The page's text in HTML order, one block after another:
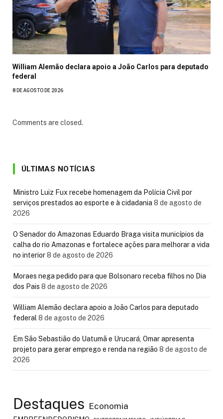
William Alemão declara apoio a João Carlos para deputado
federal
8 DE AGOSTO DE 2026
Comments are closed.
ÚLTIMAS NOTÍCIAS
Ministro Luiz Fux recebe homenagem da Polícia Civil por
serviços prestados ao esporte e à cidadania 8 de agosto de
2026
O Senador do Amazonas Eduardo Braga visita municípios da
calha do rio Amazonas e fortalece ações para melhorar a vida
no interior8 de agosto de 2026
Moraes nega pedido para que Bolsonaro receba filhos no Dia
dos Pais 8 de agosto de 2026
William Alemão declara apoio a João Carlos para deputado
federal 8 de agosto de 2026
Em São Sebastião do Uatumã e Urucará, Omar apresenta
projeto para gerar emprego e renda na região 8 de agosto de
2026
Destaques Economia